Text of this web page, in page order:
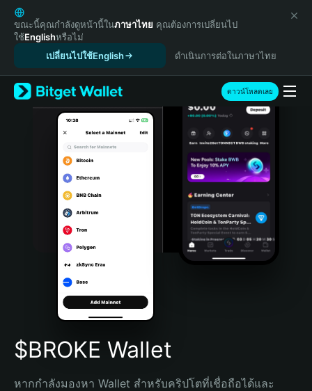
English
日本語
Tiếng Việt
Español (Latinoamérica)
Türkçe
Italiano
Português (Portugal)
Bahasa Indonesia
Português (Brasil)
Español (Argentina)
ขณะนี้คุณกำลังดูหน้านี้ในภาษาไทย คุณต้องการเปลี่ยนไป
ใช้Englishหรือไม่
เปลี่ยนไปใช้English
ดำเนินการต่อในภาษาไทย
ดาวน์โหลดเลย
$BROKE Wallet
หากกำลังมองหา Wallet สำหรับคริปโตที่เชื่อถือได้และ